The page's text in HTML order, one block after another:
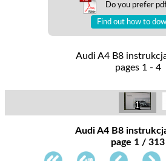
Do you prefer
Find out how to
Audi A4 B8
pages 1 - 4
1
Audi A4 B8
page 1 / 313